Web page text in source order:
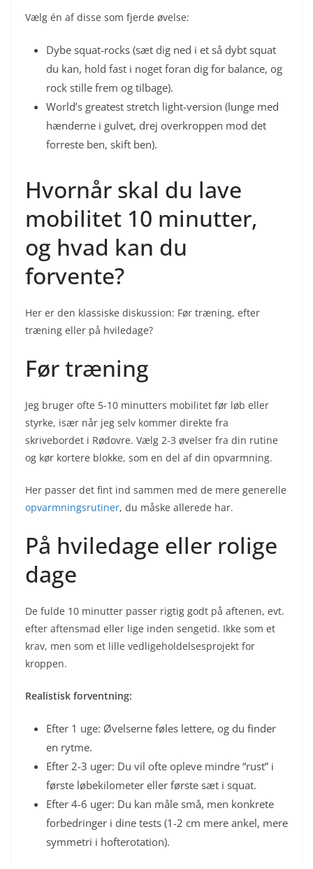
Vælg én af disse som fjerde øvelse:
Dybe squat-rocks (sæt dig ned i et så dybt squat
du kan, hold fast i noget foran dig for balance, og
rock stille frem og tilbage).
World’s greatest stretch light-version (lunge med
hænderne i gulvet, drej overkroppen mod det
forreste ben, skift ben).
Hvornår skal du lave
mobilitet 10 minutter,
og hvad kan du
forvente?
Her er den klassiske diskussion: Før træning, efter
træning eller på hviledage?
Før træning
Jeg bruger ofte 5-10 minutters mobilitet før løb eller
styrke, især når jeg selv kommer direkte fra
skrivebordet i Rødovre. Vælg 2-3 øvelser fra din rutine
og kør kortere blokke, som en del af din opvarmning.
Her passer det fint ind sammen med de mere generelle
opvarmningsrutiner, du måske allerede har.
På hviledage eller rolige
dage
De fulde 10 minutter passer rigtig godt på aftenen, evt.
efter aftensmad eller lige inden sengetid. Ikke som et
krav, men som et lille vedligeholdelsesprojekt for
kroppen.
Realistisk forventning:
Efter 1 uge: Øvelserne føles lettere, og du finder
en rytme.
Efter 2-3 uger: Du vil ofte opleve mindre “rust” i
første løbekilometer eller første sæt i squat.
Efter 4-6 uger: Du kan måle små, men konkrete
forbedringer i dine tests (1-2 cm mere ankel, mere
symmetri i hofterotation).